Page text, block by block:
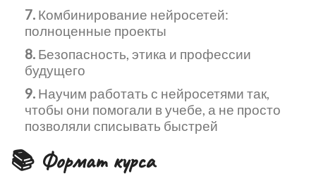
Комбинирование нейросетей:
полноценные проекты
Безопасность, этика и профессии
будущего
Научим работать с нейросетями так,
чтобы они помогали в учебе, а не просто
позволяли списывать быстрей
📚 Формат курса